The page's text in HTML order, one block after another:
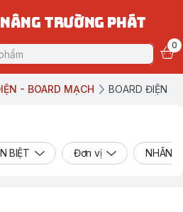
TRƯỜNG PHÁT
0
- BOARD MẠCH BOARD ĐIỆN
BIỆT Đơn vị NHÃN